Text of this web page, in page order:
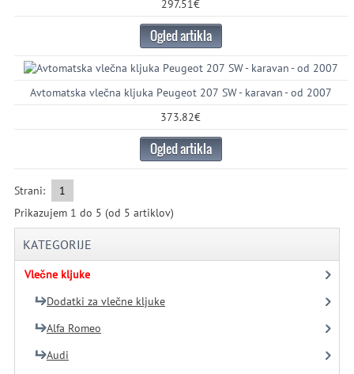
297.51€
Ogled artikla
Avtomatska vlečna kljuka Peugeot 207 SW - karavan - od 2007
373.82€
Ogled artikla
Strani:
1
Prikazujem 1 do 5 (od 5 artiklov)
KATEGORIJE
Vlečne kljuke
Dodatki za vlečne kljuke
Alfa Romeo
Audi